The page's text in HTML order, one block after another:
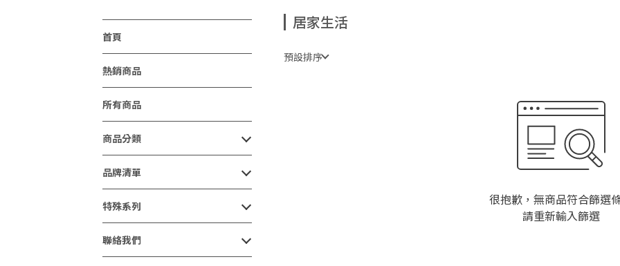
首頁
熱銷商品
所有商品
商品分類
品牌清單
特殊系列
聯絡我們
居家生活
預設排序
很抱歉，無商品符合篩選
請重新輸入篩選